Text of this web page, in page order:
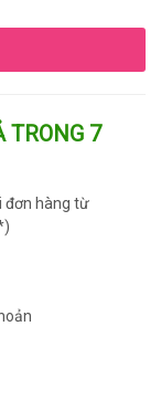
TRONG 7
đơn hàng từ